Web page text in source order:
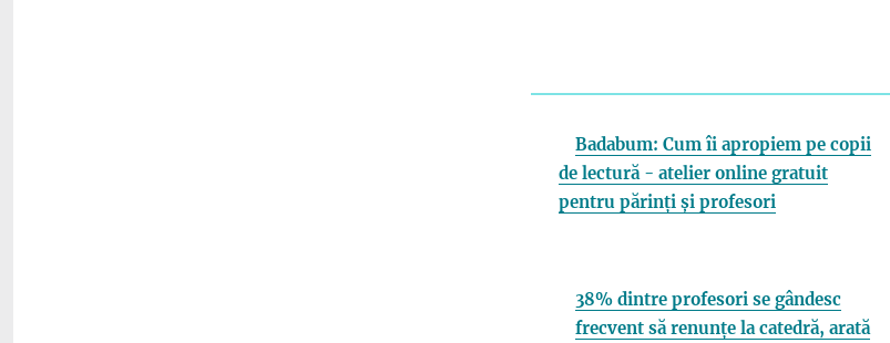
Badabum: Cum îi apropiem pe copii
de lectură - atelier online gratuit
pentru părinți și profesori
38% dintre profesori se gândesc
frecvent să renunțe la catedră, arată